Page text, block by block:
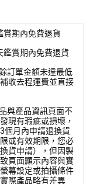
賞期內免費退貨
鑑賞期內免費退貨
訂單金額未達最低
收去程運費並直接
與產品資訊頁面不
現有瑕疵或損壞，
個月內申請退換貨
或有效期限，您必
貨申請），但因製
頁面顯示內容與實
幕設定或拍攝條件
際產品略有差異